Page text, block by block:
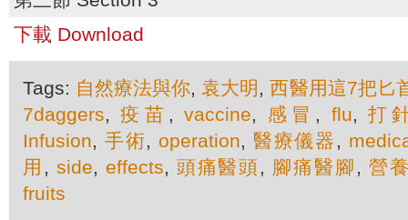
下載 Download
Tags: 自然療法與你,袁大明 ,西醫用這7把匕
7daggers,疫苗 ,vaccine, 感冒 , flu,打
Infusion, 手術,operation, 醫療儀器 ,
用 , side, effects, 頭痛醫頭, 腳痛醫腳 , 營
fruits